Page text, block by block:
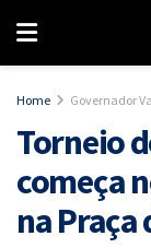
Home Governador
Torneio
começa
na Praça